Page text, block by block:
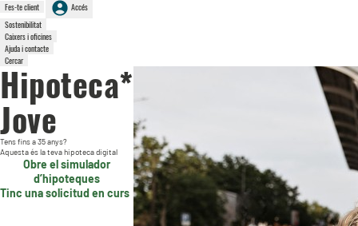
Fes-te client
Accés
Sostenibilitat
Caixers i oficines
Ajuda i contacte
Cercar
Hipoteca*
Jove
Tens fins a 35 anys?
Aquesta és la teva hipoteca digital
Obre el simulador
d’hipoteques
Tinc una solicitud en curs